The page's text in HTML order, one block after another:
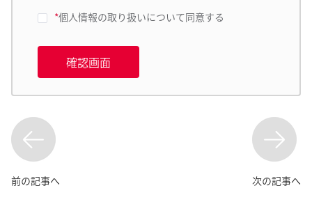
*個人情報の取り扱いについて同意する
確認画面
前の記事へ 次の記事へ